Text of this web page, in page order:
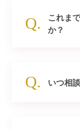
Q.
これま
か？
Q. いつ相